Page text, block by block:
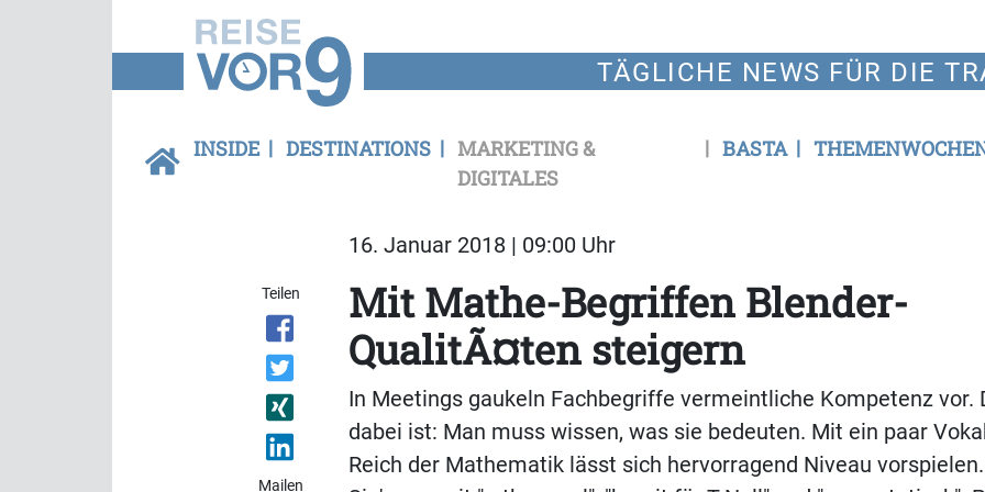
TÄGLICHE NEWS FÜR DIE
INSIDE DESTINATIONS
MARKETING &
DIGITALES
BASTA
16. Januar 2018 | 09:00 Uhr
Teilen
Mailen
Mit Mathe-Begriffen Blender-
QualitÃ¤ten steigern
In Meetings gaukeln Fachbegriffe vermeintliche Kompetenz vor.
dabei ist: Man muss wissen, was sie bedeuten. Mit ein paar
Reich der Mathematik lässt sich hervorragend Niveau